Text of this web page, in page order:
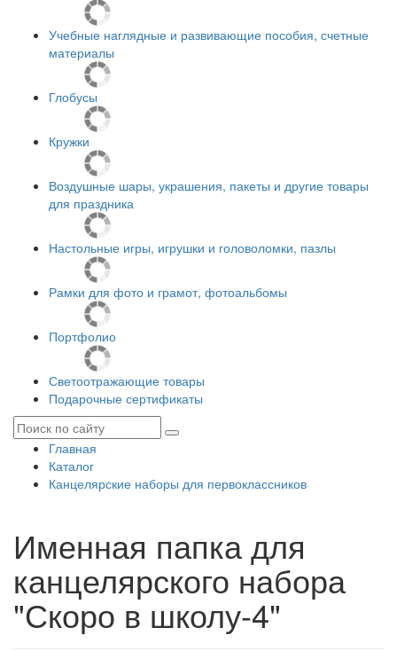
Учебные наглядные и развивающие пособия, счетные
материалы
Глобусы
Кружки
Воздушные шары, украшения, пакеты и другие товары
для праздника
Настольные игры, игрушки и головоломки, пазлы
Рамки для фото и грамот, фотоальбомы
Портфолио
Светоотражающие товары
Подарочные сертификаты
Главная
Каталог
Канцелярские наборы для первоклассников
Именная папка для
канцелярского набора
"Скоро в школу-4"